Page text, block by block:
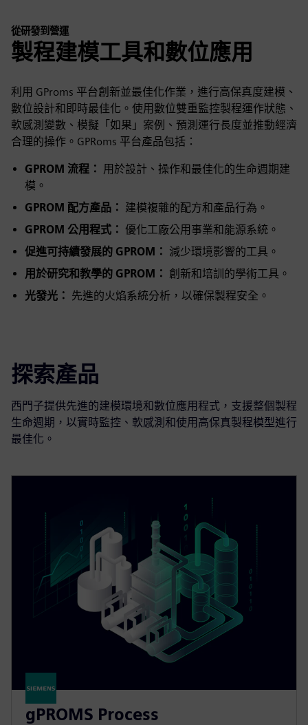
從研發到營運
製程建模工具和數位應用
利用 GProms 平台創新並最佳化作業，進行高保真度建模、
數位設計和即時最佳化。使用數位雙重監控製程運作狀態、
軟感測變數、模擬「如果」案例、預測運行長度並推動經濟
合理的操作。GPRoms 平台產品包括：
GPROM 流程： 用於設計、操作和最佳化的生命週期建
模。
GPROM 配方產品： 建模複雜的配方和產品行為。
GPROM 公用程式： 優化工廠公用事業和能源系統。
促進可持續發展的 GPROM： 減少環境影響的工具。
用於研究和教學的 GPROM： 創新和培訓的學術工具。
光發光： 先進的火焰系統分析，以確保製程安全。
探索產品
西門子提供先進的建模環境和數位應用程式，支援整個製程
生命週期，以實時監控、軟感測和使用高保真製程模型進行
最佳化。
gPROMS Process